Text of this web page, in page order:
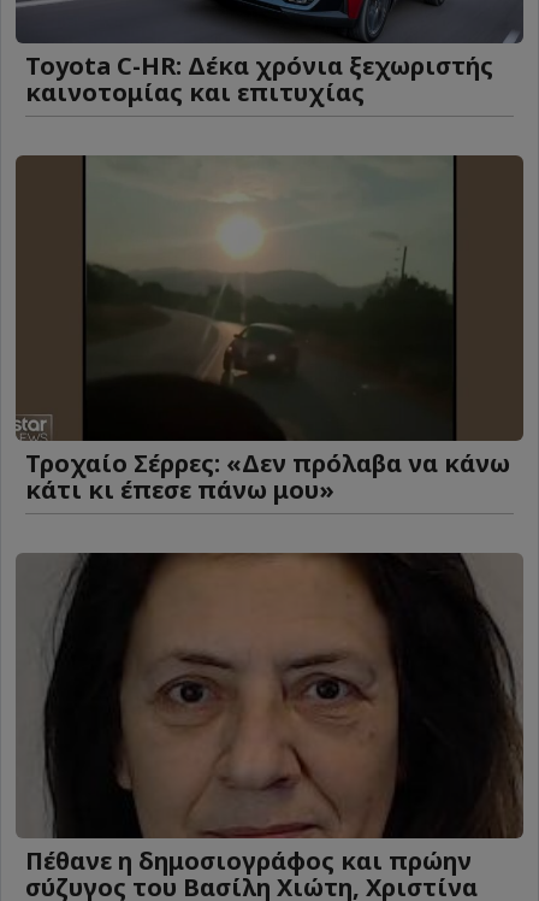
Toyota C-HR: Δέκα χρόνια ξεχωριστής
καινοτομίας και επιτυχίας
Τροχαίο Σέρρες: «Δεν πρόλαβα να κάνω
κάτι κι έπεσε πάνω μου»
Πέθανε η δημοσιογράφος και πρώην
σύζυγος του Βασίλη Χιώτη, Χριστίνα